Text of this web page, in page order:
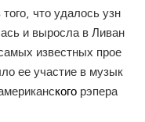
что удалось узн
и выросла в Ливан
известных прое
ее участие в музык
кого рэпера